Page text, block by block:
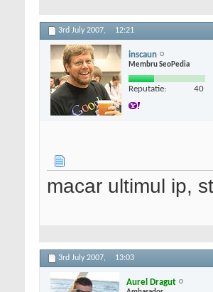
3rd July 2007, 12:21
inscaun
Membru SeoPedia
Reputatie: 40
macar ultimul ip,
3rd July 2007, 13:03
Aurel Dragut